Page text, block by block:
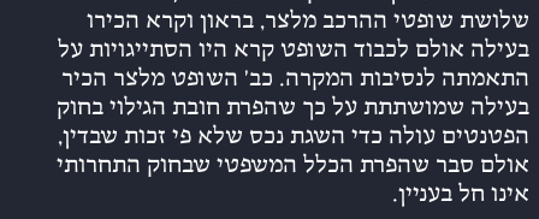
שלושת שופטי ההרכב מלצר, בראון וקרא הכירו
בעילה אולם לכבוד השופט קרא היו הסתייגויות על
התאמתה לנסיבות המקרה. כב’ השופט מלצר הכיר
בעילה שמושתתת על כך שהפרת חובת הגילוי בחוק
הפטנטים עולה כדי השגת נכס שלא פי זכות שבדין,
אולם סבר שהפרת הכלל המשפטי שבחוק התחרותי
אינו חל בעניין.